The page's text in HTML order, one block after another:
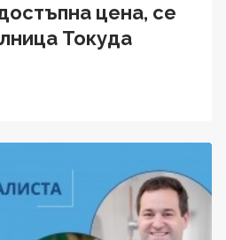
цена, се
Токуда